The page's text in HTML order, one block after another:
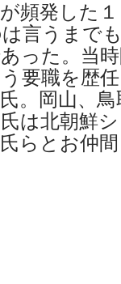
頻発した
言うまで
った。当
要職を歴
。岡山、
は北朝鮮
らとお仲